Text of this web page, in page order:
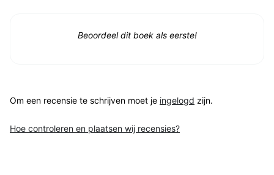
Beoordeel dit boek als eerste!
Om een recensie te schrijven moet je ingelogd zijn.
Hoe controleren en plaatsen wij recensies?